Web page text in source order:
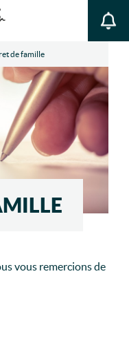
de famille
vous remercions de